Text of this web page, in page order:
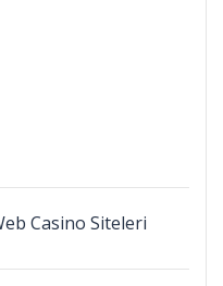
Casino Siteleri